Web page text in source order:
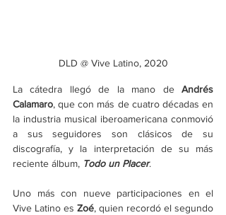
DLD @ Vive Latino, 2020
La cátedra llegó de la mano de Andrés
Calamaro, que con más de cuatro décadas en
la industria musical iberoamericana conmovió
a sus seguidores son clásicos de su
discografía, y la interpretación de su más
reciente álbum, Todo un Placer.
Uno más con nueve participaciones en el
Vive Latino es Zoé, quien recordó el segundo